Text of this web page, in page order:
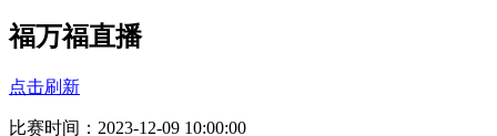
福万福直播
点击刷新
比赛时间：2023-12-09 10:00:00